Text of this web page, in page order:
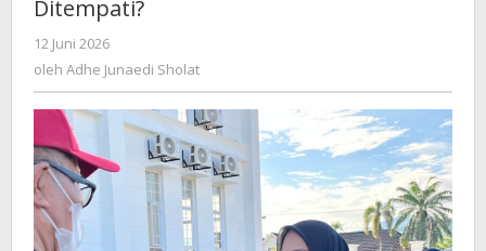
Segera
Ditempati?
Ditempati?
12 Juni 2026
Adhe
oleh Adhe Junaedi Sholat